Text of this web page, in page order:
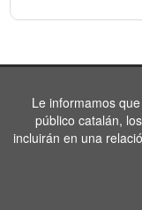
Le informamos
público catalán,
incluirán en una